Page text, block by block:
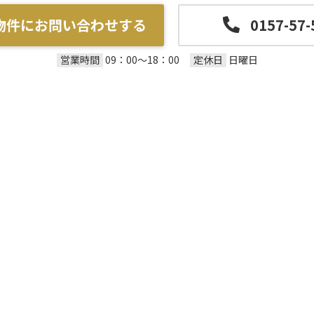
件にお問い合わせする 0157-
営業時間 09：00～18：00 定休日 日曜日